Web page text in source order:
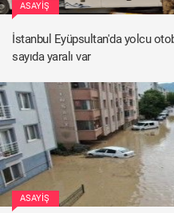
ASAYIŞ
İstanbul Eyüpsultan'da yolcu
sayıda yaralı var
ASAYIŞ